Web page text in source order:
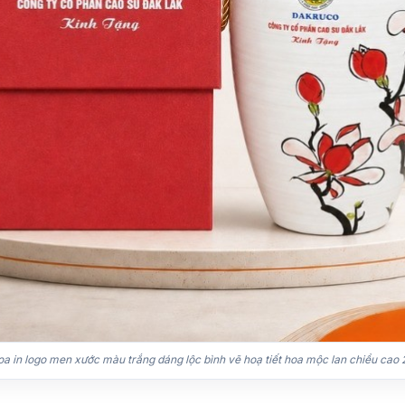
in logo men xước màu trắng dáng lộc bình vẽ hoạ tiết hoa mộc lan chiều cao